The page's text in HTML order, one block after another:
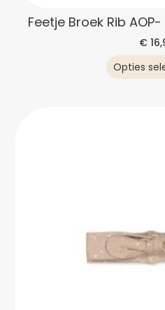
Feetje Broek Rib
€
Opties